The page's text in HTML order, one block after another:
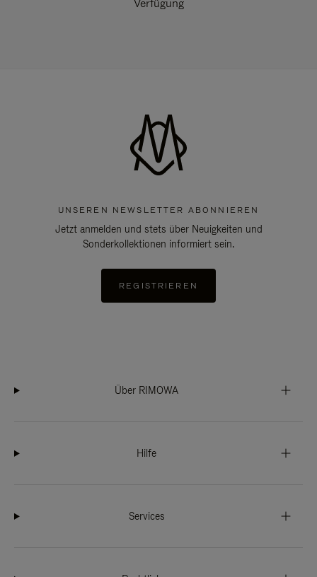
Verfügung
UNSEREN NEWSLETTER ABONNIEREN
Jetzt anmelden und stets über Neuigkeiten und
Sonderkollektionen informiert sein.
REGISTRIEREN
Über RIMOWA
Hilfe
Services